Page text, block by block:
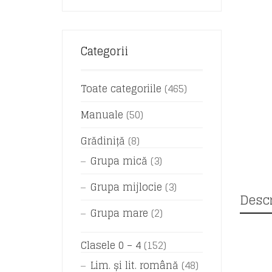
Categorii
Toate categoriile (465)
Manuale (50)
Grădiniță (8)
Grupa mică (3)
Grupa mijlocie (3)
Grupa mare (2)
Clasele 0 – 4 (152)
Lim. și lit. română (48)